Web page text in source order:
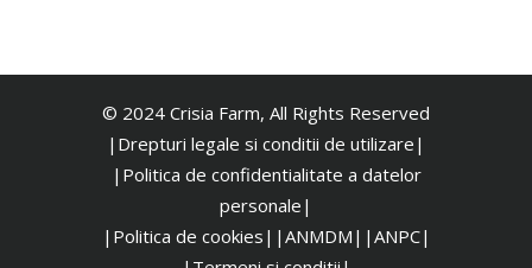
© 2024 Crisia Farm, All Rights Reserved
|Drepturi legale si conditii de utilizare|
| Politica de confidentialitate a datelor
personale|
|Politica de cookies| |ANMDM| |ANPC|